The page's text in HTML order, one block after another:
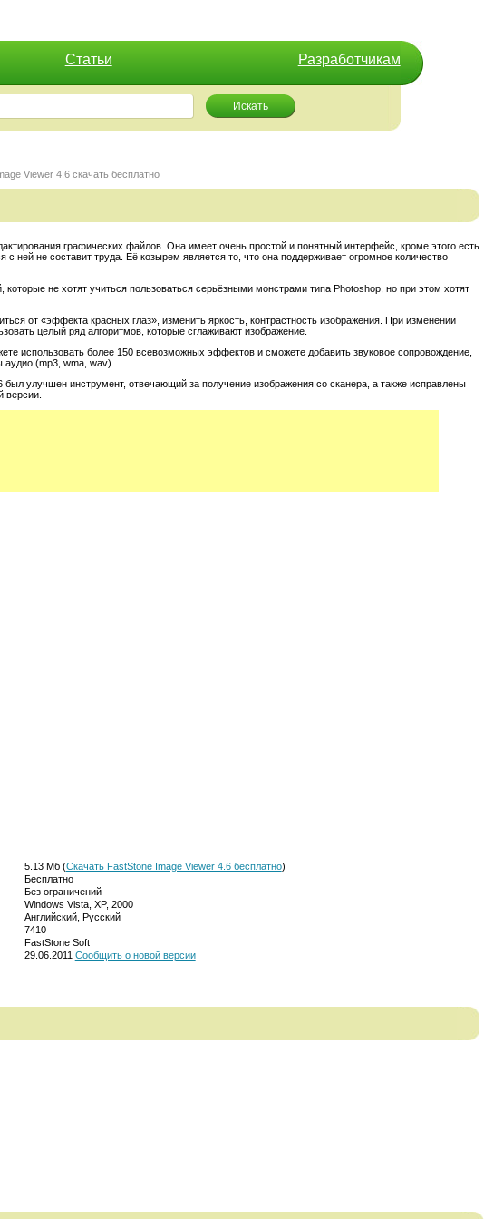
Статьи Разработчикам
Искать
Viewer 4.6 скачать бесплатно
графических файлов. Она имеет очень простой и понятный интерфейс, кроме этого есть
с ней не составит труда. Её козырем является то, что она поддерживает огромное количество
не хотят учиться пользоваться серьёзными монстрами типа Photoshop, но при этом хотят
от «эффекта красных глаз», изменить яркость, контрастность изображения. При изменении
целый ряд алгоритмов, которые сглаживают изображение.
использовать более 150 всевозможных эффектов и сможете добавить звуковое сопровождение,
(mp3, wma, wav).
улучшен инструмент, отвечающий за получение изображения со сканера, а также исправлены
версии.
5.13 Мб (Скачать FastStone Image Viewer 4.6 бесплатно)
Бесплатно
Без ограничений
Windows Vista, XP, 2000
Английский, Русский
7410
FastStone Soft
29.06.2011 Сообщить о новой версии